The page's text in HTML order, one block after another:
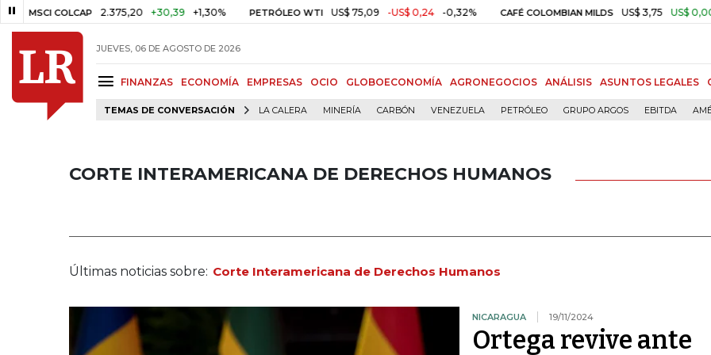
2.375,20 +30,39 +1,30% PETRÓLEO WTI US$ 75,09 -US$ 0,24 -0,32% CAFÉ COLOMBIAN MILDS US$ 3,75 US$ 0,00 +0,01%
JUEVES, 06 DE AGOSTO DE 2026
FINANZAS ECONOMÍA EMPRESAS OCIO GLOBOECONOMÍA AGRONEGOCIOS ANÁLISIS ASUNTOS LEGALES
TEMAS DE CONVERSACIÓN LA CALERA MINERÍA CARBÓN VENEZUELA PETRÓLEO GRUPO ARGOS EBITDA
CORTE INTERAMERICANA DE DERECHOS HUMANOS
Últimas noticias sobre: Corte Interamericana de Derechos Humanos
NICARAGUA 19/11/2024
Ortega revive ante